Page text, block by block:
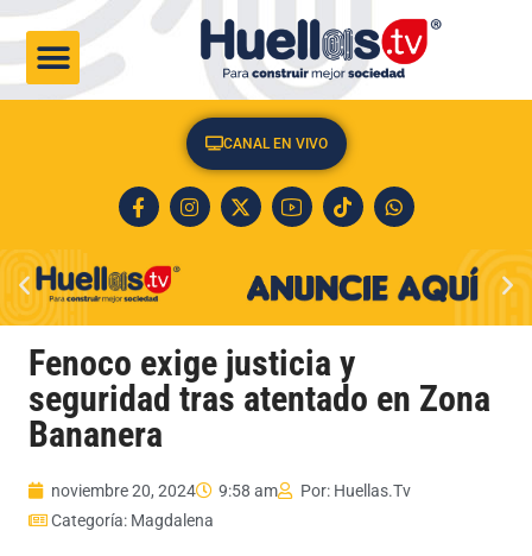
CANAL EN VIVO
Fenoco exige justicia y
seguridad tras atentado en Zona
Bananera
noviembre 20, 2024 9:58 am Por: Huellas.Tv
Categoría: Magdalena